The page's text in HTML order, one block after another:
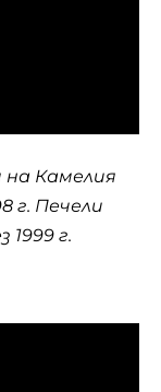
Камелия
г. Печели
1999 г.